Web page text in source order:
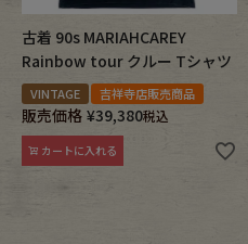
古着 90s MARIAHCAREY
Rainbow tour クルー Tシャツ
VINTAGE 吉祥寺店販売商品
販売価格 ¥39,380税込
カートに入れる